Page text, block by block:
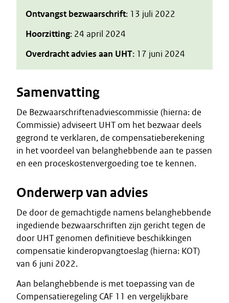
Ontvangst bezwaarschrift: 13 juli 2022
Hoorzitting: 24 april 2024
Overdracht advies aan UHT: 17 juni 2024
Samenvatting
De Bezwaarschriftenadviescommissie (hierna: de
Commissie) adviseert UHT om het bezwaar deels
gegrond te verklaren, de compensatieberekening
in het voordeel van belanghebbende aan te passen
en een proceskostenvergoeding toe te kennen.
Onderwerp van advies
De door de gemachtigde namens belanghebbende
ingediende bezwaarschriften zijn gericht tegen de
door UHT genomen definitieve beschikkingen
compensatie kinderopvangtoeslag (hierna: KOT)
van 6 juni 2022.
Aan belanghebbende is met toepassing van de
Compensatieregeling CAF 11 en vergelijkbare